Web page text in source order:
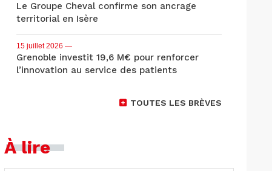
Le Groupe Cheval confirme son ancrage
territorial en Isère
15 juillet 2026 —
Grenoble investit 19,6 M€ pour renforcer
l’innovation au service des patients
TOUTES LES BRÈVES
À lire